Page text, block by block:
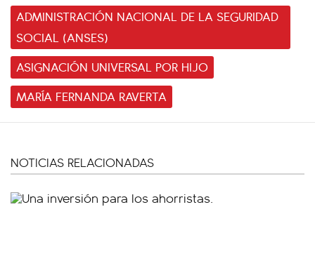
ADMINISTRACIÓN NACIONAL DE LA SEGURIDAD
SOCIAL (ANSES)
ASIGNACIÓN UNIVERSAL POR HIJO
MARÍA FERNANDA RAVERTA
NOTICIAS RELACIONADAS